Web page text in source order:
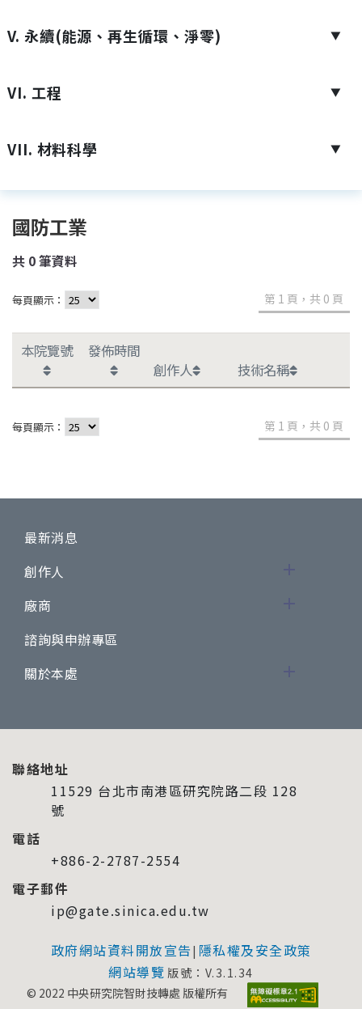
V. 永續(能源、再生循環、淨零) ▼
VI. 工程 ▼
VII. 材料科學 ▼
國防工業
共 0筆資料
每頁顯示： 第 1 頁，共 0 頁
本院覽號
發佈時間
創作人
技術名稱
每頁顯示： 第 1 頁，共 0 頁
最新消息
創作人
廠商
諮詢與申辦專區
關於本處
聯絡地址
11529 台北市南港區研究院路二段 128
號
電話
+886-2-2787-2554
電子郵件
ip@gate.sinica.edu.tw
政府網站資料開放宣告 | 隱私權及安全政策
網站導覽 版號：V.3.1.34
© 2022 中央研究院智財技轉處 版權所有